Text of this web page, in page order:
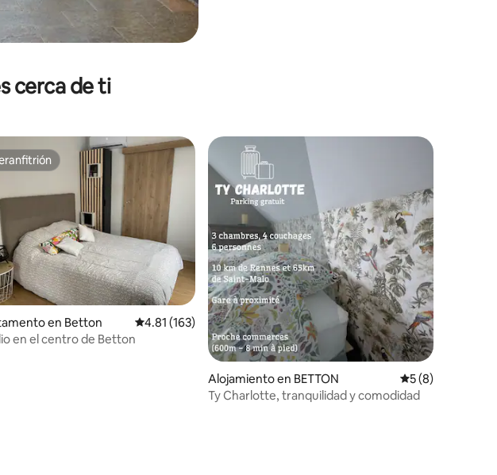
cerca de ti
4.93 de 5, 215 reseñas
en Betton Calificación promedio: 4.81 de 5, 163 reseñas
4.81 (163)
en el centro de Betton
Alojamiento en BETTON Calificación
5 (8)
Ty Charlotte, tranquilidad y comodidad